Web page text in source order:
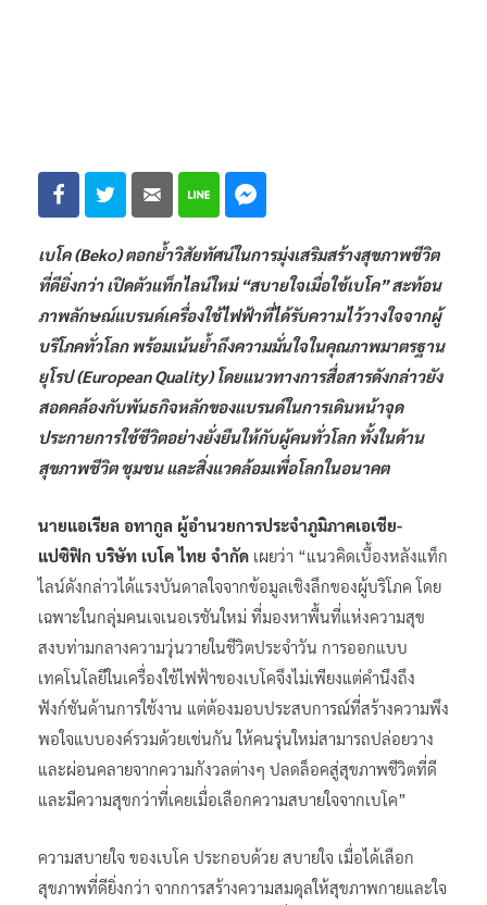
เบโค (Beko) ตอกย้ำวิสัยทัศน์ในการมุ่งเสริมสร้างสุขภาพชีวิต
ที่ดียิ่งกว่า เปิดตัวแท็กไลน์ใหม่ “สบายใจเมื่อใช้เบโค” สะท้อน
ภาพลักษณ์แบรนด์เครื่องใช้ไฟฟ้าที่ได้รับความไว้วางใจจากผู้
บริโภคทั่วโลก พร้อมเน้นย้ำถึงความมั่นใจในคุณภาพมาตรฐาน
ยุโรป (European Quality) โดยแนวทางการสื่อสารดังกล่าวยัง
สอดคล้องกับพันธกิจหลักของแบรนด์ในการเดินหน้าจุด
ประกายการใช้ชีวิตอย่างยั่งยืนให้กับผู้คนทั่วโลก ทั้งในด้าน
สุขภาพชีวิต ชุมชน และสิ่งแวดล้อมเพื่อโลกในอนาคต
นายแอเรียล อทากูล ผู้อำนวยการประจำภูมิภาคเอเชีย-
แปซิฟิก บริษัท เบโค ไทย จำกัด เผยว่า “แนวคิดเบื้องหลังแท็ก
ไลน์ดังกล่าวได้แรงบันดาลใจจากข้อมูลเชิงลึกของผู้บริโภค โดย
เฉพาะในกลุ่มคนเจเนอเรชันใหม่ ที่มองหาพื้นที่แห่งความสุข
สงบท่ามกลางความวุ่นวายในชีวิตประจำวัน การออกแบบ
เทคโนโลยีในเครื่องใช้ไฟฟ้าของเบโคจึงไม่เพียงแต่คำนึงถึง
ฟังก์ชันด้านการใช้งาน แต่ต้องมอบประสบการณ์ที่สร้างความพึง
พอใจแบบองค์รวมด้วยเช่นกัน ให้คนรุ่นใหม่สามารถปล่อยวาง
และผ่อนคลายจากความกังวลต่างๆ ปลดล็อคสู่สุขภาพชีวิตที่ดี
และมีความสุขกว่าที่เคยเมื่อเลือกความสบายใจจากเบโค”
ความสบายใจ ของเบโค ประกอบด้วย สบายใจ เมื่อได้เลือก
สุขภาพที่ดียิ่งกว่า จากการสร้างความสมดุลให้สุขภาพกายและใจ